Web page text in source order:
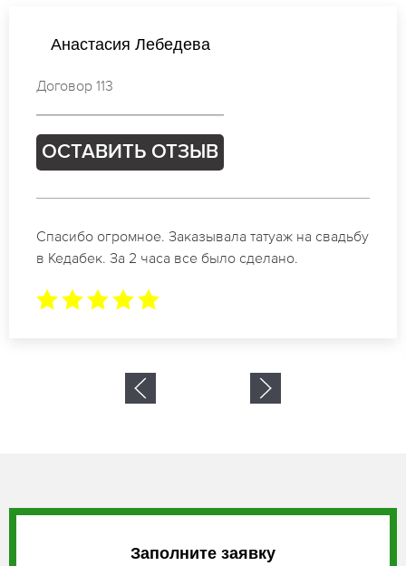
ОТЗЫВ
Заказывала татуаж на свадьбу
все было сделано.
Отличные
Заполните заявку